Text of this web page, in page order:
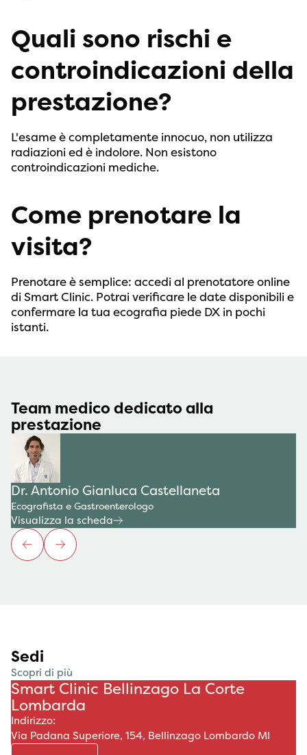
Quali sono rischi e
controindicazioni della
prestazione?
L'esame è completamente innocuo, non utilizza
radiazioni ed è indolore. Non esistono
controindicazioni mediche.
Come prenotare la
visita?
Prenotare è semplice: accedi al prenotatore online
di Smart Clinic. Potrai verificare le date disponibili e
confermare la tua ecografia piede DX in pochi
istanti.
Team medico dedicato alla
prestazione
Dr. Antonio Gianluca Castellaneta
Ecografista e Gastroenterologo
Visualizza la scheda
Sedi
Scopri di più
Smart Clinic Bellinzago La Corte
Lombarda
Indirizzo:
Via Padana Superiore, 154, Bellinzago Lombardo MI